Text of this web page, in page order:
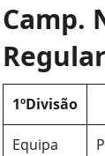
Camp.
Regular
1ºDivisão
Equipa